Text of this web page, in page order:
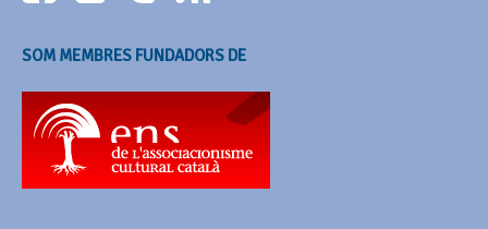
SOM MEMBRES FUNDADORS DE